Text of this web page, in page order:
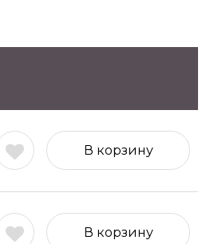
В корзину
В корзину